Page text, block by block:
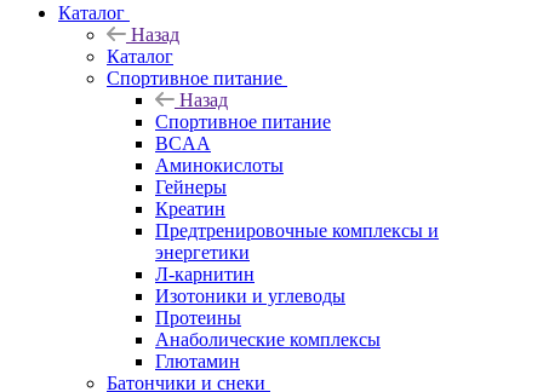
Каталог
Назад
Каталог
Спортивное питание
Назад
Спортивное питание
BCAA
Аминокислоты
Гейнеры
Креатин
Предтренировочные комплексы и
энергетики
Л-карнитин
Изотоники и углеводы
Протеины
Анаболические комплексы
Глютамин
Батончики и снеки